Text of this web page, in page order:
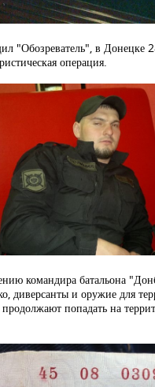
"Обозреватель", в Донецке
операция.
командира батальона
диверсанты и оружие для
попадать на